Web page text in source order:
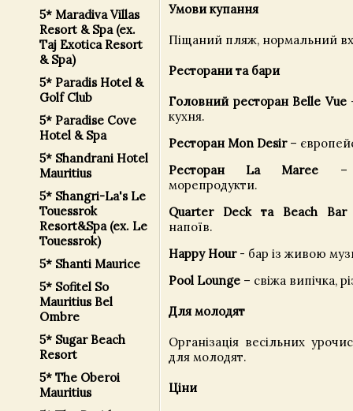
5* Maradiva Villas
Resort & Spa (ex.
Taj Exotica Resort
& Spa)
5* Paradis Hotel &
Golf Club
5* Paradise Cove
Hotel & Spa
5* Shandrani Hotel
Mauritius
5* Shangri-La's Le
Touessrok
Resort&Spa (ex. Le
Touessrok)
5* Shanti Maurice
5* Sofitel So
Mauritius Bel
Ombre
5* Sugar Beach
Resort
5* The Oberoi
Mauritius
Умови купання
Піщаний пляж, нормальний
Ресторани та бари
Головний ресторан Belle Vue
кухня.
Ресторан Mon Desir–
Ресторан La Maree –
морепродукти.
Quarter Deck та Beach Bar
напоїв.
Happy Hour- бар із живою
Pool Lounge – свіжа випічка,
Для молодят
Організація весільних
для молодят.
Ціни